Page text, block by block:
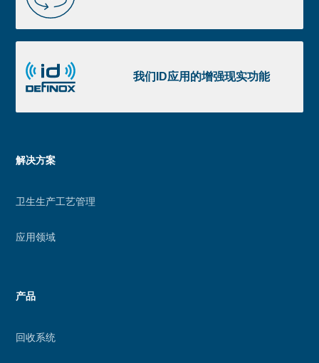
2D
图
取
我们ID应用的增强现实功能
们
ID
应
的
强
实
Menu
解决方案
卫生生产工艺管理
应用领域
产品
回收系统